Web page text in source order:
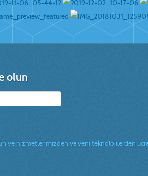
olun
ve hizmetlerimizden ve yeni teknolojilerden